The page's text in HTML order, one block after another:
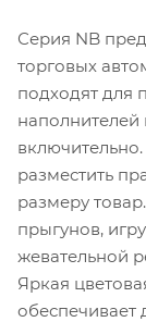
Серия NB
торговых
подходят для
наполнителей
разместить
размеру
прыгунов,
жевательной
Яркая
обеспечивает